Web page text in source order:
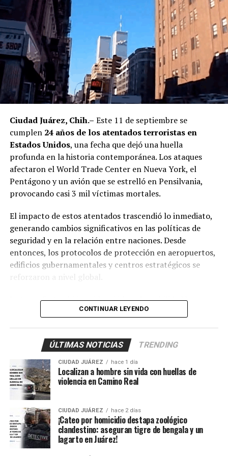
ocurriendo actualmente
en México. Quiero dejarlo
absolutamente claro: yo
no tengo nada que ver con
esa situación”, expresó.
compartir información sin confirmar y no caer en
especulaciones que puedan afectar a terceros. Hasta
ahora, las autoridades federales no han revelado la
identidad de la persona que habría sido clave en la
localización del presunto líder criminal.
María Julissa, originaria de Hermosillo, Sonora, tiene 25
contenido relacionado con estilo de vida, moda y su
afición al béisbol, acumulando millones de seguidores en
distintas plataformas digitales.
Ciudad Juárez, Chih.– Este 11 de septiembre se
cumplen 24 años de los atentados terroristas en
Estados Unidos, una fecha que dejó una huella
profunda en la historia contemporánea. Los ataques
afectaron el World Trade Center en Nueva York, el
Pentágono y un avión que se estrelló en Pensilvania,
provocando casi 3 mil víctimas mortales.
El impacto de estos atentados trascendió lo inmediato,
generando cambios significativos en las políticas de
seguridad y en la relación entre naciones. Desde
entonces, los protocolos de protección en aeropuertos,
edificios gubernamentales y centros estratégicos se
reforzaron a nivel global.
La tragedia también evidenció la vulnerabilidad humana
frente a ataques de gran escala, pero al mismo tiempo
de las comunidades afectadas. A lo largo de las horas y
días posteriores, se desplegaron esfuerzos de rescate y
apoyo que mostraron la cooperación internacional ante
la adversidad.
En la memoria colectiva, el 11 de septiembre se
mantiene como un recordatorio constante de los
riesgos que enfrentan las sociedades modernas y la
necesidad de estar preparados para emergencias de
gran magnitud. La fecha también sirve para reflexionar
CONTINUAR LEYENDO
ÚLTIMAS NOTICIAS TRENDING
CIUDAD JUÁREZ hace 1 día
Localizan a hombre sin vida con huellas de
violencia en Camino Real
CIUDAD JUÁREZ hace 2 días
¡Cateo por homicidio destapa zoológico
clandestino: aseguran tigre de bengala y un
lagarto en Juárez!